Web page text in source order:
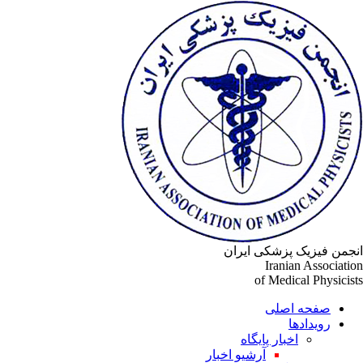
فیزیک پزشکی ایران
Iranian
of Medical
صفحه اصلی
رویدادها
اخبار پایگاه
آرشیو اخبار